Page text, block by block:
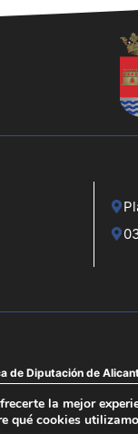
de Diputación de
la mejor
qué cookies